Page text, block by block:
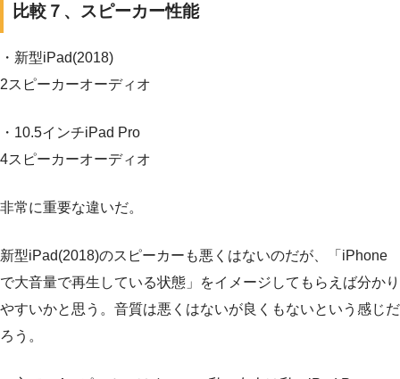
比較７、スピーカー性能
・新型iPad(2018)
2スピーカーオーディオ
・10.5インチiPad Pro
4スピーカーオーディオ
非常に重要な違いだ。
新型iPad(2018)のスピーカーも悪くはないのだが、「iPhone
で大音量で再生している状態」をイメージしてもらえば分かり
やすいかと思う。音質は悪くはないが良くもないという感じだ
ろう。